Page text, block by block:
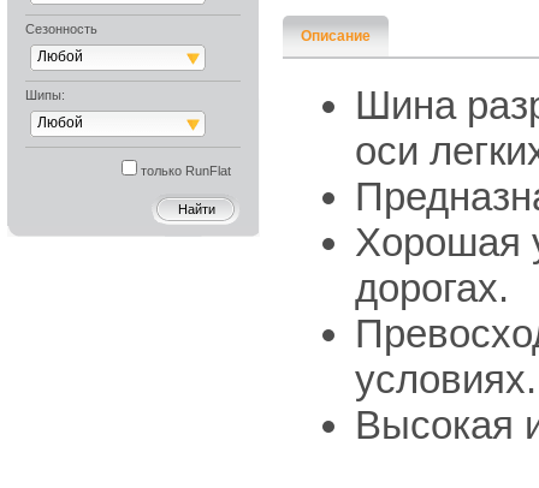
Сезонность
Любой
Шипы:
Любой
только RunFlat
Описание
Шина
оси
Хорошая
дорогах.
Высокая